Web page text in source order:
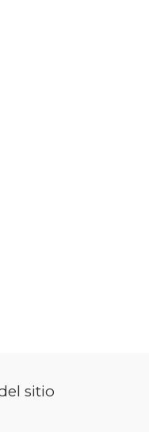
sitio